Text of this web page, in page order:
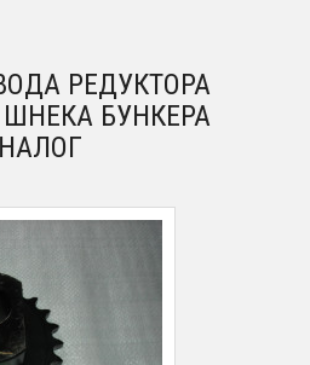
РЕДУКТОРА
БУНКЕРА